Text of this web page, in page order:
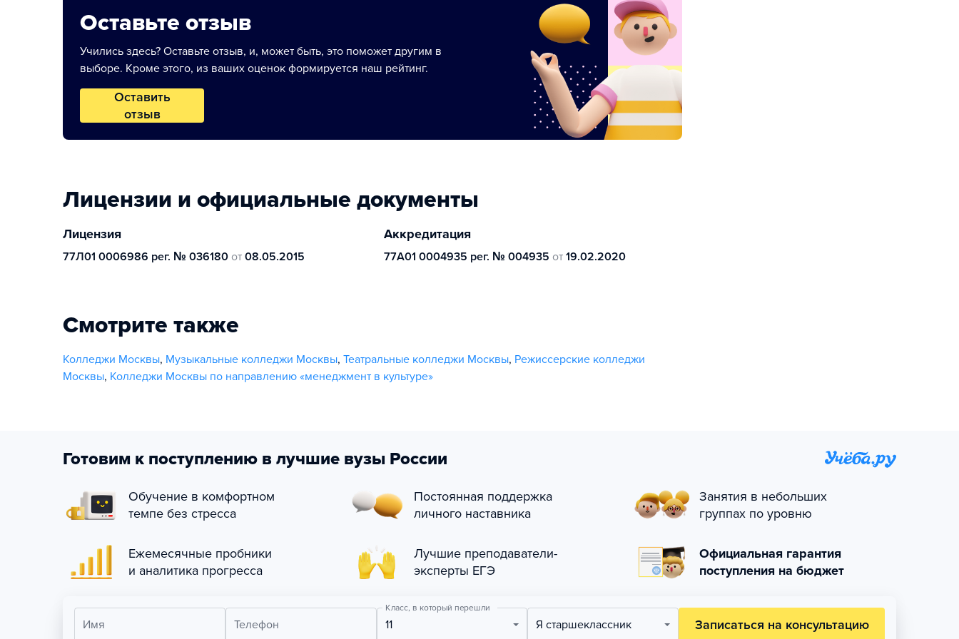
Оставьте отзыв
Учились здесь? Оставьте отзыв, и, может быть, это поможет другим в
выборе. Кроме этого, из ваших оценок формируется наш рейтинг.
Оставить
отзыв
Лицензии и официальные документы
Лицензия
77Л01 0006986 рег. № 036180 от 08.05.2015
Аккредитация
77А01 0004935 рег. № 004935 от 19.02.2020
Смотрите также
Колледжи Москвы, Музыкальные колледжи Москвы, Театральные колледжи Москвы, Режиссерские колледжи
Москвы, Колледжи Москвы по направлению «менеджмент в культуре»
Готовим к поступлению в лучшие вузы России
Обучение в комфортном
темпе без стресса
Постоянная поддержка
личного наставника
Занятия в небольших
группах по уровню
Ежемесячные пробники
и аналитика прогресса
Лучшие преподаватели-
эксперты ЕГЭ
Официальная гарантия
поступления на бюджет
Имя Телефон
Класс, в который перешли
11 Я старшеклассник Записаться на консультацию